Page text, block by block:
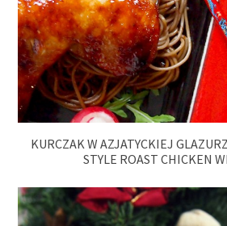
KURCZAK W AZJATYCKIEJ
STYLE ROAST CHICKEN